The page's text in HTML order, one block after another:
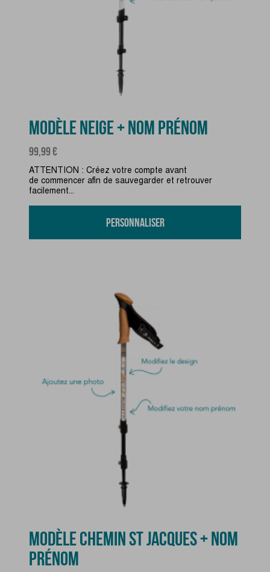
MODÈLE NEIGE + NOM PRÉNOM
Prix
99,99 €
ATTENTION : Créez votre compte avant
de commencer afin de sauvegarder et retrouver
facilement...
Personnaliser
MODÈLE CHEMIN ST JACQUES + NOM
PRÉNOM